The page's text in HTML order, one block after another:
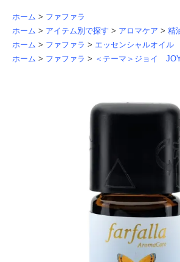
ホーム > ファファラ
ホーム > アイテム別で探す > アロマケア > 精
ホーム > ファファラ > エッセンシャルオイル
ホーム > ファファラ > ＜テーマ＞ジョイ